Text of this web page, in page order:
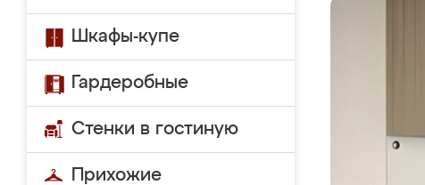
Шкафы-купе
Гардеробные
Стенки в гостиную
Прихожие